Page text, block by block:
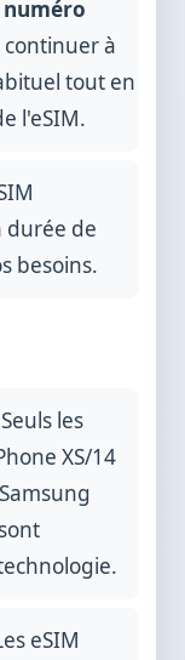
continuer à
tout en
l'eSIM.
durée de
besoins.
les
XS/14
eSIM